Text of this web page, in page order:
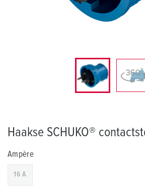
Haakse SCHUKO®
Ampère
16 A